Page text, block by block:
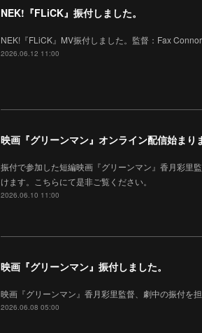
NEK!『FLiCK』振付しました。
NEK!『FLiCK』MV振付しました。監督：Fax Connor
2026.06.12 11:00
映画『グリーンマン』オンライン配信始まり
振付で参加した短編映画『グリーンマン』香月彩里
けます。こちらにて是非ご覧ください。
2026.06.10 11:00
映画『グリーンマン』振付しました。
映画『グリーンマン』香月彩里監督、劇中の振付を
2026.06.08 05:00